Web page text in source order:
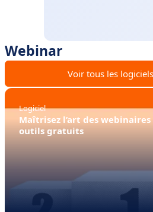
Webinar
Voir tous les logiciels
Logiciel
Maîtrisez l’art des
outils gratuits